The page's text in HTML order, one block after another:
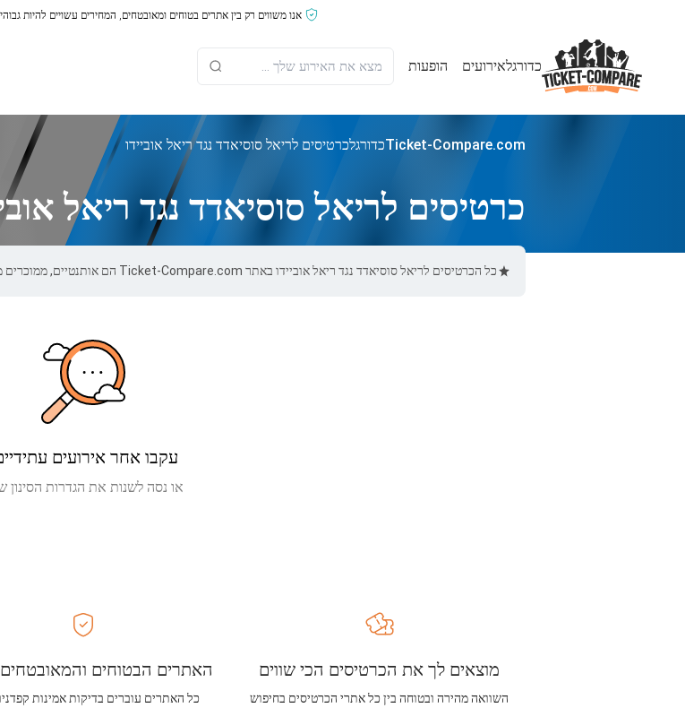
אנו משווים רק בין אתרים בטוחים ומאובטחים, המחירים עשויים להיות
כדורגלאירועים הופעות
Ticket-Compare.comכדורגלכרטיסים לריאל סוסיאדד נגד ריאל אוביידו
כרטיסים לריאל סוסיאדד נגד ריאל
כל הכרטיסים לריאל סוסיאדד נגד ריאל אוביידו באתר Ticket-Compare.com הם אותנטיים, ממוכרים מאומתים מראש שמספקים אחריות של 100%.
עקבו אחר אירועים
או נסה לשנות את הגדרות הסינון
האתרים הבטוחים
כל האתרים עוברים בדיקות אמינות
מוצאים לך את הכרטיסים הכי שווים
השוואה מהירה ובטוחה בין כל אתרי הכרטיסים בחיפוש